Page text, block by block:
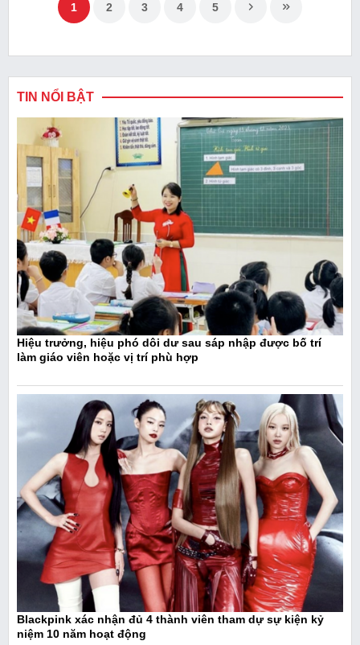
1 2 3 4 5
TIN NỔI BẬT
Hiệu trưởng, hiệu phó dôi dư sau sáp nhập được bố trí
làm giáo viên hoặc vị trí phù hợp
Blackpink xác nhận đủ 4 thành viên tham dự sự kiện kỷ
niệm 10 năm hoạt động